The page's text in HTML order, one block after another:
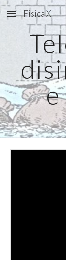
Skip to main
Fisica X